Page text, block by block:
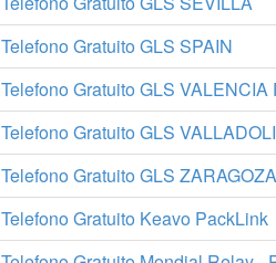
Telefono Gratuito GLS SPAIN
Telefono Gratuito GLS VALENCIA
Telefono Gratuito GLS
Telefono Gratuito GLS ZARAGOZA
Telefono Gratuito Keavo PackLink